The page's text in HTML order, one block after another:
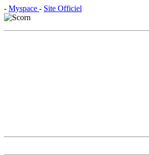
- Myspace - Site Officiel